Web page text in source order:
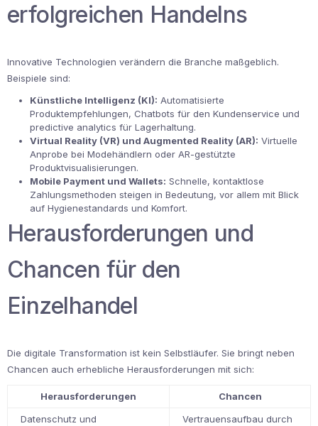
erfolgreichen Handelns
Innovative Technologien verändern die Branche maßgeblich.
Beispiele sind:
Künstliche Intelligenz (KI): Automatisierte
Produktempfehlungen, Chatbots für den Kundenservice und
predictive analytics für Lagerhaltung.
Virtual Reality (VR) und Augmented Reality (AR): Virtuelle
Anprobe bei Modehändlern oder AR-gestützte
Produktvisualisierungen.
Mobile Payment und Wallets: Schnelle, kontaktlose
Zahlungsmethoden steigen in Bedeutung, vor allem mit Blick
auf Hygienestandards und Komfort.
Herausforderungen und
Chancen für den
Einzelhandel
Die digitale Transformation ist kein Selbstläufer. Sie bringt neben
Chancen auch erhebliche Herausforderungen mit sich:
Herausforderungen
Chancen
Datenschutz und
Vertrauensaufbau durch